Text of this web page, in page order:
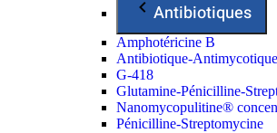
Antibiotiques
Amphotéricine B
Antibiotique-Antimycotique
G-418
Glutamine-Pénicilline-
Nanomycopulitine®
Pénicilline-Streptomycine